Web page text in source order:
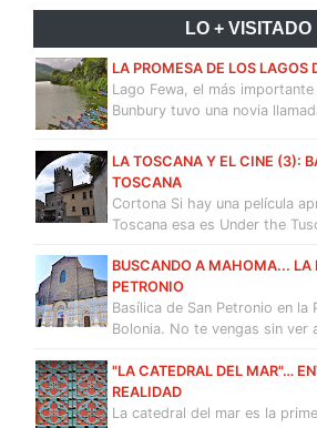
LO + VISITADO
LA PROMESA DE LOS LAGOS
Lago Fewa, el más
Bunbury tuvo una novia
LA TOSCANA Y EL CINE (3):
TOSCANA
Cortona Si hay una película
Toscana esa es Under the
BUSCANDO A MAHOMA... LA
PETRONIO
Basílica de San Petronio en la
Bolonia. No te vengas sin
"LA CATEDRAL DEL MAR"…
REALIDAD
La catedral del mar es la